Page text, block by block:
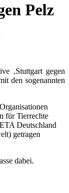
Pelz
‚Stuttgart gegen
den sogenannten
für Tierrechte
Deutschland
getragen
dabei.